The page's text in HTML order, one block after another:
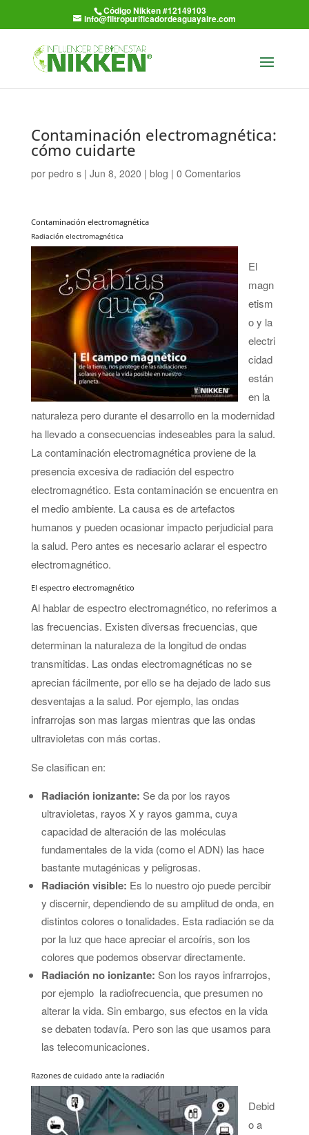
Código Nikken #12149103
info@filtropurificadordeaguayaire.com
Contaminación electromagnética:
cómo cuidarte
por pedro s| Jun 8, 2020 | blog | 0 Comentarios
Contaminación electromagnética
Radiación electromagnética
El
magn
etism
o y la
electri
cidad
están
en la
naturaleza pero durante el desarrollo en la modernidad
ha llevado a consecuencias indeseables para la salud.
La contaminación electromagnética proviene de la
presencia excesiva de radiación del espectro
electromagnético. Esta contaminación se encuentra en
el medio ambiente. La causa es de artefactos
humanos y pueden ocasionar impacto perjudicial para
la salud. Pero antes es necesario aclarar el espectro
electromagnético.
El espectro electromagnético
Al hablar de espectro electromagnético, no referimos a
las frecuencias. Existen diversas frecuencias, que
determinan la naturaleza de la longitud de ondas
transmitidas. Las ondas electromagnéticas no se
aprecian fácilmente, por ello se ha dejado de lado sus
desventajas a la salud. Por ejemplo, las ondas
infrarrojas son mas largas mientras que las ondas
ultravioletas con más cortas.
Se clasifican en:
Radiación ionizante: Se da por los rayos
ultravioletas, rayos X y rayos gamma, cuya
capacidad de alteración de las moléculas
fundamentales de la vida (como el ADN) las hace
bastante mutagénicas y peligrosas.
Radiación visible: Es lo nuestro ojo puede percibir
y discernir, dependiendo de su amplitud de onda, en
distintos colores o tonalidades. Esta radiación se da
por la luz que hace apreciar el arcoíris, son los
colores que podemos observar directamente.
Radiación no ionizante: Son los rayos infrarrojos,
por ejemplo la radiofrecuencia, que presumen no
alterar la vida. Sin embargo, sus efectos en la vida
se debaten todavía. Pero son las que usamos para
las telecomunicaciones.
Razones de cuidado ante la radiación
Debid
o a